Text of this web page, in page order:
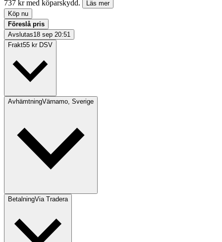
737 kr med köparskydd.
Läs mer
Köp nu
Föreslå pris
Avslutas18 sep 20:51
Frakt55 kr DSV
AvhämtningVärnamo, Sverige
BetalningVia Tradera